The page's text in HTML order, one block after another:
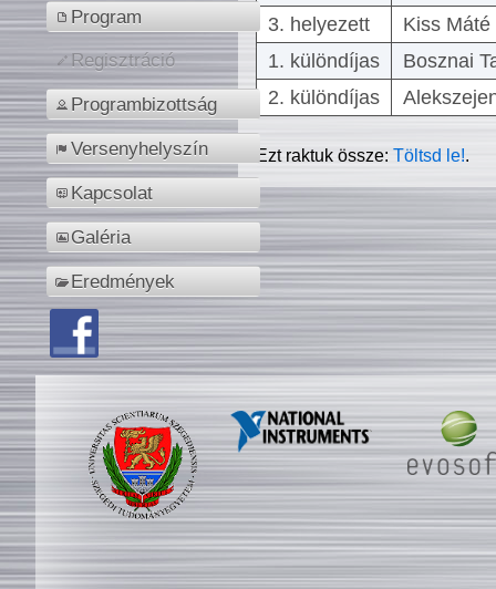
Program
Regisztráció
Programbizottság
Versenyhelyszín
Kapcsolat
Galéria
Eredmények
3. helyezett
Kiss
1. különdíjas
Bosznai
2. különdíjas
Ezt raktuk össze:Töltsd le!.